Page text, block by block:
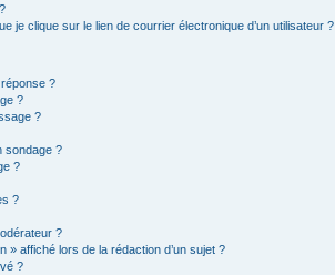
je clique sur le lien de courrier électronique d’un utilisateur ?
?
?
?
sondage ?
?
?
?
» affiché lors de la rédaction d’un sujet ?
?